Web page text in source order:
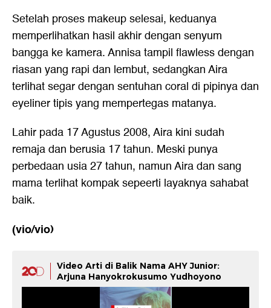
Setelah proses makeup selesai, keduanya
memperlihatkan hasil akhir dengan senyum
bangga ke kamera. Annisa tampil flawless dengan
riasan yang rapi dan lembut, sedangkan Aira
terlihat segar dengan sentuhan coral di pipinya dan
eyeliner tipis yang mempertegas matanya.
Lahir pada 17 Agustus 2008, Aira kini sudah
remaja dan berusia 17 tahun. Meski punya
perbedaan usia 27 tahun, namun Aira dan sang
mama terlihat kompak sepeerti layaknya sahabat
baik.
(vio/vio)
Video Arti di Balik Nama AHY Junior:
Arjuna Hanyokrokusumo Yudhoyono